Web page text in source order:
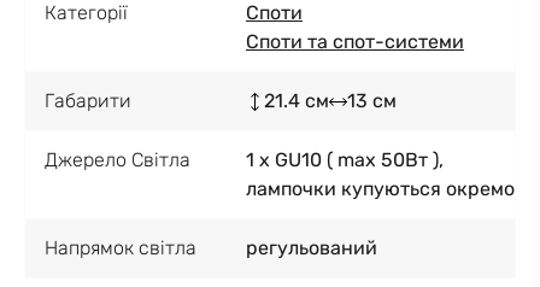
Категорії
Споти
Споти та спот-системи
Габарити 21.4 см 13 см
Джерело Світла
1 x GU10 ( max 50Вт ),
лампочки купуються окремо
Напрямок світла регульований